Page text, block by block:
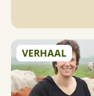
VERHAAL